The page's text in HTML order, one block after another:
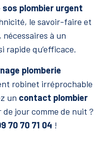
sos plombier urgent
le savoir-faire et
à un
rapide qu’efficace.
plomberie
robinet irréprochable
un contact plombier
jour comme de nuit ?
70 70 71 04 !